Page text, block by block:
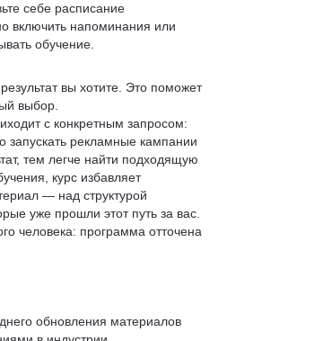
себе расписание
включить напоминания или
обучение.
вы хотите. Это поможет
выбор.
с конкретным запросом:
запускать рекламные кампании
тем легче найти подходящую
курс избавляет
— над структурой
уже прошли этот путь за вас.
человека: программа отточена
обновления материалов